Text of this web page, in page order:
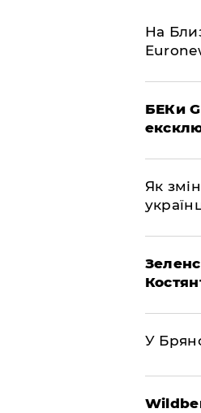
На
БЕКи
Як
У